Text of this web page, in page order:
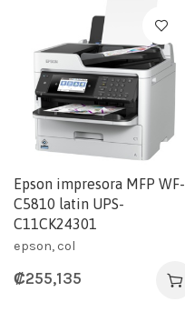
Epson impresora MFP WF-
C5810 latin UPS-
C11CK24301
epson, col
₡255,135